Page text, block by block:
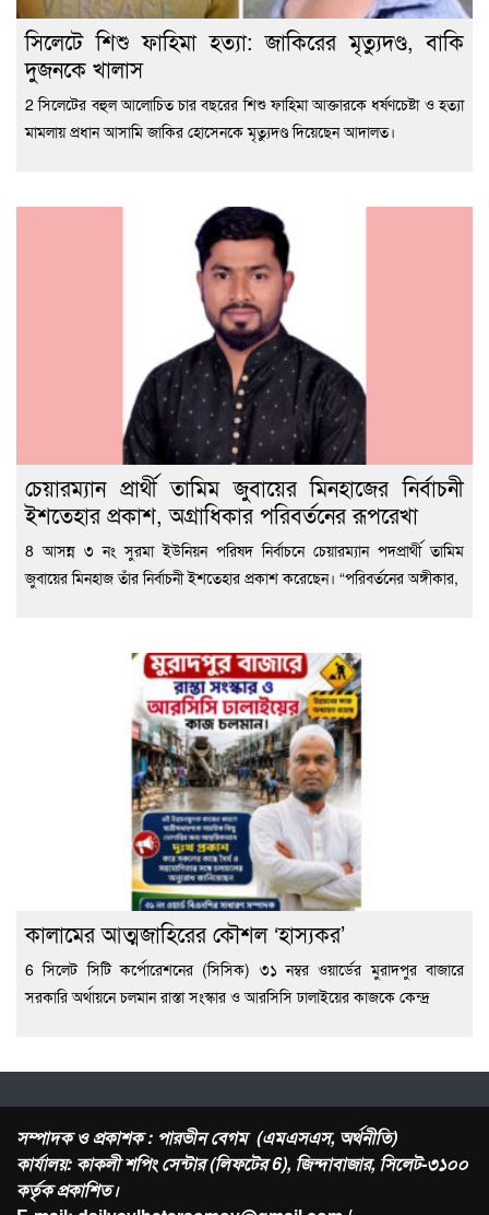
সিলেটে শিশু ফাহিমা হত্যা: জাকিরের মৃত্যুদণ্ড, বাকি
দুজনকে খালাস
2 সিলেটের বহুল আলোচিত চার বছরের শিশু ফাহিমা আক্তারকে ধর্ষণচেষ্টা ও হত্যা
মামলায় প্রধান আসামি জাকির হোসেনকে মৃত্যুদণ্ড দিয়েছেন আদালত।
চেয়ারম্যান প্রার্থী তামিম জুবায়ের মিনহাজের নির্বাচনী
ইশতেহার প্রকাশ, অগ্রাধিকার পরিবর্তনের রূপরেখা
8 আসন্ন ৩ নং সুরমা ইউনিয়ন পরিষদ নির্বাচনে চেয়ারম্যান পদপ্রার্থী তামিম
জুবায়ের মিনহাজ তাঁর নির্বাচনী ইশতেহার প্রকাশ করেছেন। “পরিবর্তনের অঙ্গীকার,
কালামের আত্মজাহিরের কৌশল ‘হাস্যকর’
6 সিলেট সিটি কর্পোরেশনের (সিসিক) ৩১ নম্বর ওয়ার্ডের মুরাদপুর বাজারে
সরকারি অর্থায়নে চলমান রাস্তা সংস্কার ও আরসিসি ঢালাইয়ের কাজকে কেন্দ্র
সম্পাদক ও প্রকাশক : পারভীন বেগম (এমএসএস, অর্থনীতি)
কার্যালয়: কাকলী শপিং সেন্টার (লিফটের 6), জিন্দাবাজার, সিলেট-৩১০০
কর্তৃক প্রকাশিত।